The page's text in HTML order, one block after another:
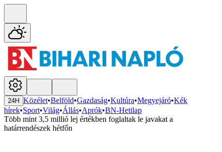
24H Közélet•Belföld•Gazdaság•Kultúra•Megyejáró•Kék
hírek•Sport•Világ•Állás•Aprók•BN-Hetilap
Több mint 3,5 millió lej értékben foglaltak le javakat a
határrendészek hétfőn